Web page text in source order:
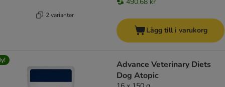
2 varianter
Lägg till i varukorg
Advance Veterinary Diets
Dog Atopic